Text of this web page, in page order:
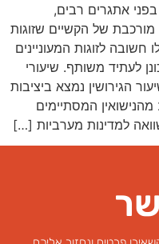
אתגרים רבים,
מורכבת של הקשיים שזוגות
לזוגות המעוניינים
לעתיד משותף. שיעורי
הגירושין נמצא ביציבות
יחסית בשנים האחרונות, עם כ-25% מהנישואין המסתיימים
למדינות מערביות […]